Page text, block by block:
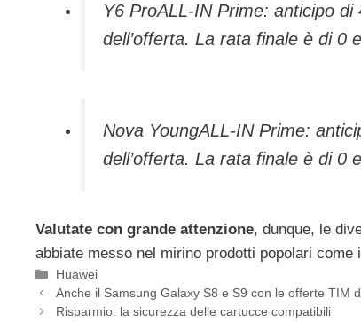
Y6 ProALL-IN Prime: anticipo
dell’offerta. La rata finale è di 0
Nova YoungALL-IN Prime:
dell’offerta. La rata finale è di 0
Valutate con grande attenzione, dunque, le
abbiate messo nel mirino prodotti popolari
Categorie
Huawei
Anche il Samsung Galaxy S8 e S9 con le offerte TIM
Risparmio: la sicurezza delle cartucce compatibili